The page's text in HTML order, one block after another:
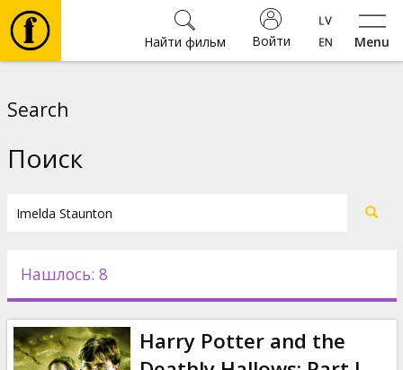
Menu
Войти
Найти фильм
Новости
Подарки
Search
Поиск
Нашлось: 8
Harry Potter and the